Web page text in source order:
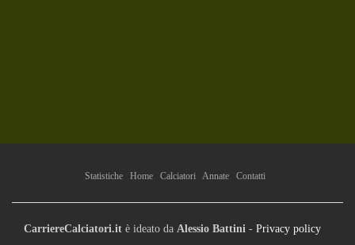
Statistiche Home Calciatori Annate Contatti
CarriereCalciatori.it è ideato da Alessio Battini - Privacy policy